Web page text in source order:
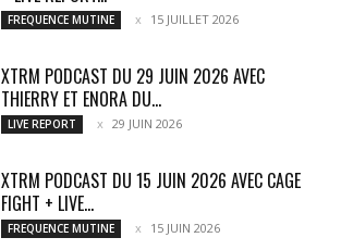
FREQUENCE MUTINE 15 JUILLET 2026
XTRM PODCAST DU 29 JUIN 2026 AVEC
THIERRY ET ENORA DU...
LIVE REPORT 29 JUIN 2026
XTRM PODCAST DU 15 JUIN 2026 AVEC CAGE
FIGHT + LIVE...
FREQUENCE MUTINE 15 JUIN 2026